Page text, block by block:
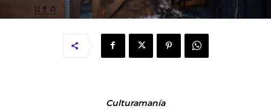
Culturamanía